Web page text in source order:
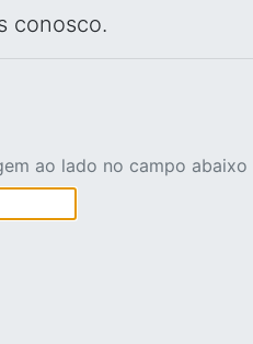
conosco.
ao lado no campo abaixo